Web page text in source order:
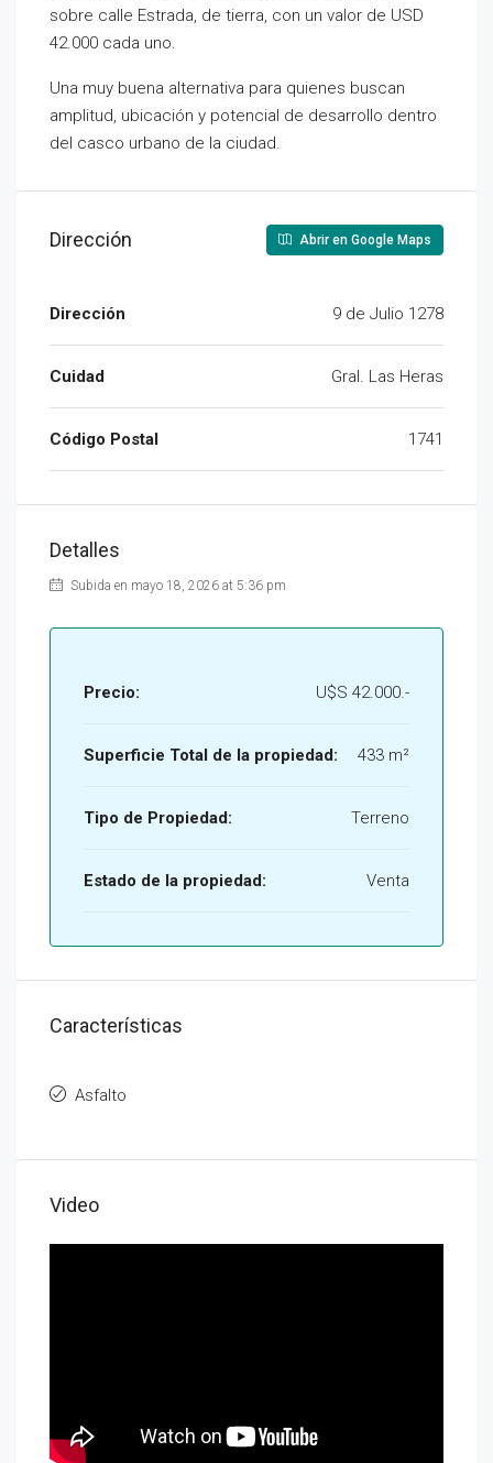
sobre calle Estrada, de tierra, con un valor de USD
42.000 cada uno.
Una muy buena alternativa para quienes buscan
amplitud, ubicación y potencial de desarrollo dentro
del casco urbano de la ciudad.
Dirección Abrir en Google Maps
Dirección 9 de Julio 1278
Cuidad Gral. Las Heras
Código Postal 1741
Detalles
Subida en mayo 18, 2026 at 5:36 pm
Precio: U$S 42.000.-
Superficie Total de la propiedad: 433 m²
Tipo de Propiedad: Terreno
Estado de la propiedad: Venta
Características
Asfalto
Video